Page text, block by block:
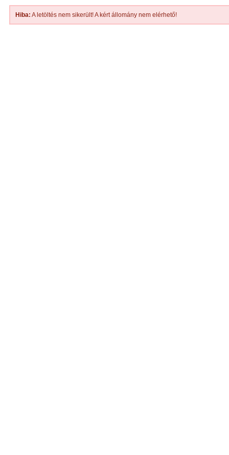
Hiba: A letöltés nem sikerült! A kért állomány nem elérhető!